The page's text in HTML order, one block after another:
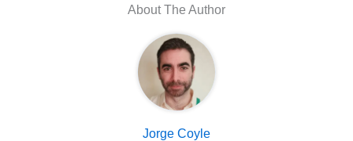
About The Author
Jorge Coyle